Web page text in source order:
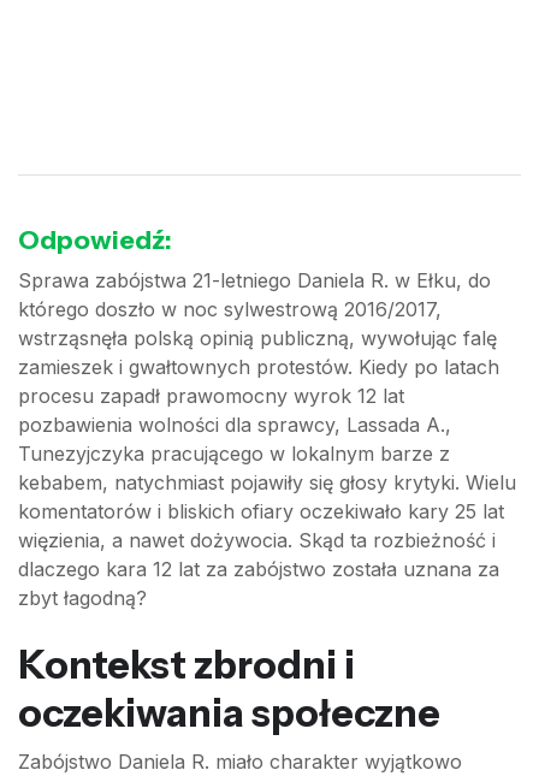
Odpowiedź:
Sprawa zabójstwa 21-letniego Daniela R. w Ełku, do
którego doszło w noc sylwestrową 2016/2017,
wstrząsnęła polską opinią publiczną, wywołując falę
zamieszek i gwałtownych protestów. Kiedy po latach
procesu zapadł prawomocny wyrok 12 lat
pozbawienia wolności dla sprawcy, Lassada A.,
Tunezyjczyka pracującego w lokalnym barze z
kebabem, natychmiast pojawiły się głosy krytyki. Wielu
komentatorów i bliskich ofiary oczekiwało kary 25 lat
więzienia, a nawet dożywocia. Skąd ta rozbieżność i
dlaczego kara 12 lat za zabójstwo została uznana za
zbyt łagodną?
Kontekst zbrodni i
oczekiwania społeczne
Zabójstwo Daniela R. miało charakter wyjątkowo